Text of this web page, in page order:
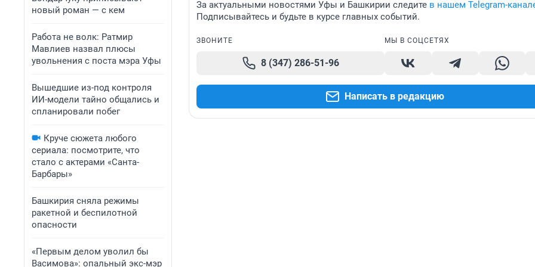
новый роман — с кем
Работа не волк: Ратмир
Мавлиев назвал плюсы
увольнения с поста мэра Уфы
Вышедшие из-под контроля
ИИ-модели тайно общались и
спланировали побег
Круче сюжета любого
сериала: посмотрите, что
стало с актерами «Санта-
Барбары»
Башкирия сняла режимы
ракетной и беспилотной
опасности
«Первым делом уволил бы
Васимова»: опальный экс-мэр
За актуальными новостями Уфы и Башкирии следите в нашем Telegram-
Подписывайтесь и будьте в курсе главных событий.
ЗВОНИТЕ
8 (347) 286-51-96
МЫ В СОЦСЕТЯХ
Написать в редакцию